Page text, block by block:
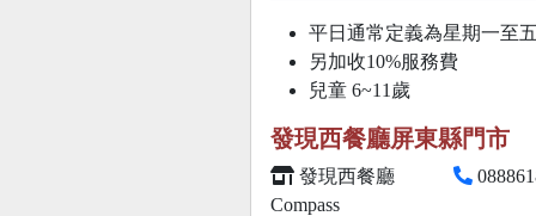
平日通常定義為星期一至
另加收10%服務費
兒童 6~11歲
發現西餐廳屏東縣門市
發現西餐廳
Compass